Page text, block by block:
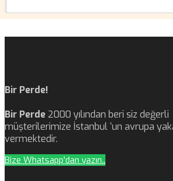
Bir Perde!
Bir Perde 2000 yılından beri siz değerli
müşterilerimize İstanbul ‘un avrupa
vermektedir.
Bize Whatsapp'dan yazın..